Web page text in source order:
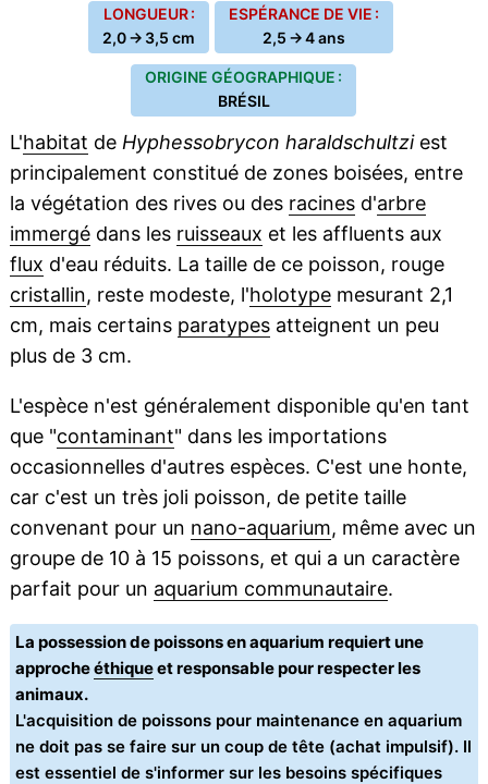
LONGUEUR :
2,0 → 3,5 cm
ESPÉRANCE DE VIE :
2,5 → 4 ans
ORIGINE GÉOGRAPHIQUE :
BRÉSIL
L'habitat de Hyphessobrycon haraldschultziest
principalement constitué de zones boisées, entre
la végétation des rives ou des racinesd'arbre
immergédans les ruisseaux et les affluents aux
flux d'eau réduits. La taille de ce poisson, rouge
cristallin, reste modeste, l'holotypemesurant 2,1
cm, mais certains paratypesatteignent un peu
plus de 3 cm.
L'espèce n'est généralement disponible qu'en tant
que "contaminant" dans les importations
occasionnelles d'autres espèces. C'est une honte,
car c'est un très joli poisson, de petite taille
convenant pour un nano-aquarium, même avec un
groupe de 10 à 15 poissons, et qui a un caractère
parfait pour un aquarium communautaire.
La possession de poissons en aquarium requiert une
approcheéthiqueet responsable pour respecter les
animaux.
L'acquisition de poissons pour maintenance en aquarium
ne doit pas se faire sur un coup de tête (achat impulsif). Il
est essentiel de s'informer sur les besoins spécifiques